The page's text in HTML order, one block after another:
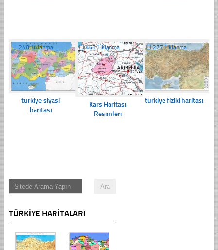
☐ 248 Tıklanma
türkiye siyasi
haritası
☐465 Tıklanma
Kars Haritası
Resimleri
☐277 Tıklanma
türkiye fiziki haritası
TÜRKIYE HARITALARI